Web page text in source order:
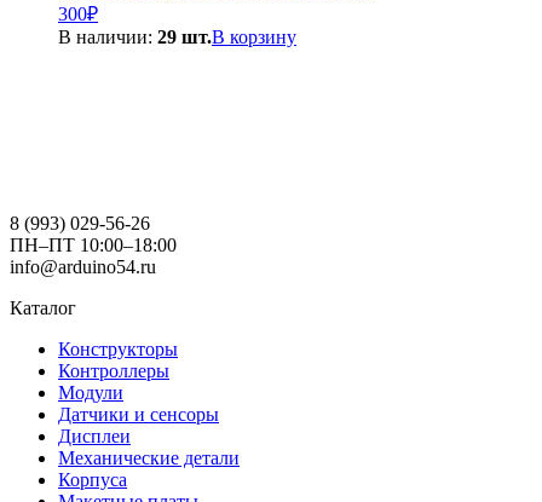
300₽
В наличии: 29 шт.В корзину
8 (993) 029-56-26
ПН–ПТ 10:00–18:00
info@arduino54.ru
Каталог
Конструкторы
Контроллеры
Модули
Датчики и сенсоры
Дисплеи
Механические детали
Корпуса